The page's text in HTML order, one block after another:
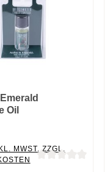
Oil
MWST. ZZGL.